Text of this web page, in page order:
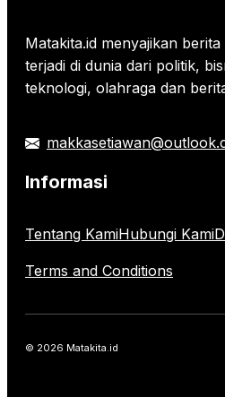
Matakita.id menyajikan
terjadi di dunia dari politik,
teknologi, olahraga dan
Informasi
Tentang KamiHubungi Kami
Terms and Conditions
© 2026 Matakita.id